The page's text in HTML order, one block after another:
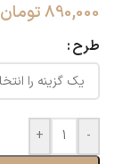
890,000تومان
طرح
-
+